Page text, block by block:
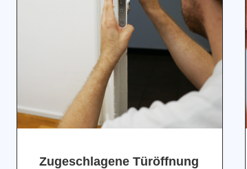
Zugeschlagene Türöffnung